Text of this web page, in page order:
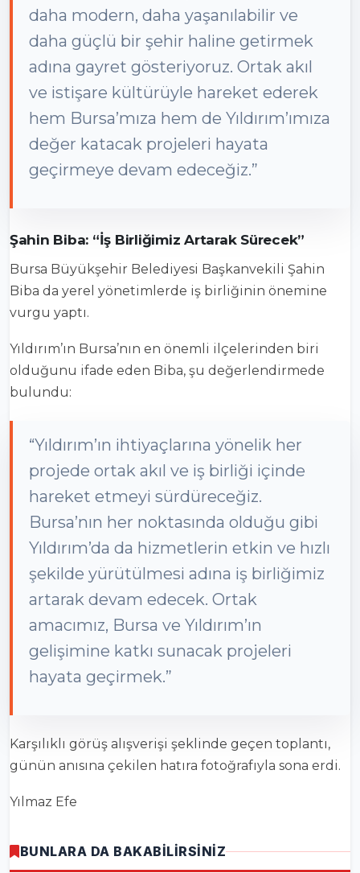
daha modern, daha yaşanılabilir ve
daha güçlü bir şehir haline getirmek
adına gayret gösteriyoruz. Ortak akıl
ve istişare kültürüyle hareket ederek
hem Bursa’mıza hem de Yıldırım’ımıza
değer katacak projeleri hayata
geçirmeye devam edeceğiz.”
Şahin Biba: “İş Birliğimiz Artarak Sürecek”
Bursa Büyükşehir Belediyesi Başkanvekili Şahin
Biba da yerel yönetimlerde iş birliğinin önemine
vurgu yaptı.
Yıldırım’ın Bursa’nın en önemli ilçelerinden biri
olduğunu ifade eden Biba, şu değerlendirmede
bulundu:
“Yıldırım’ın ihtiyaçlarına yönelik her
projede ortak akıl ve iş birliği içinde
hareket etmeyi sürdüreceğiz.
Bursa’nın her noktasında olduğu gibi
Yıldırım’da da hizmetlerin etkin ve hızlı
şekilde yürütülmesi adına iş birliğimiz
artarak devam edecek. Ortak
amacımız, Bursa ve Yıldırım’ın
gelişimine katkı sunacak projeleri
hayata geçirmek.”
Karşılıklı görüş alışverişi şeklinde geçen toplantı,
günün anısına çekilen hatıra fotoğrafıyla sona erdi.
Yılmaz Efe
BUNLARA DA BAKABİLİRSİNİZ